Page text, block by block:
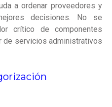
a ordenar proveedores y
decisiones. No se
crítico de componentes
de servicios administrativos